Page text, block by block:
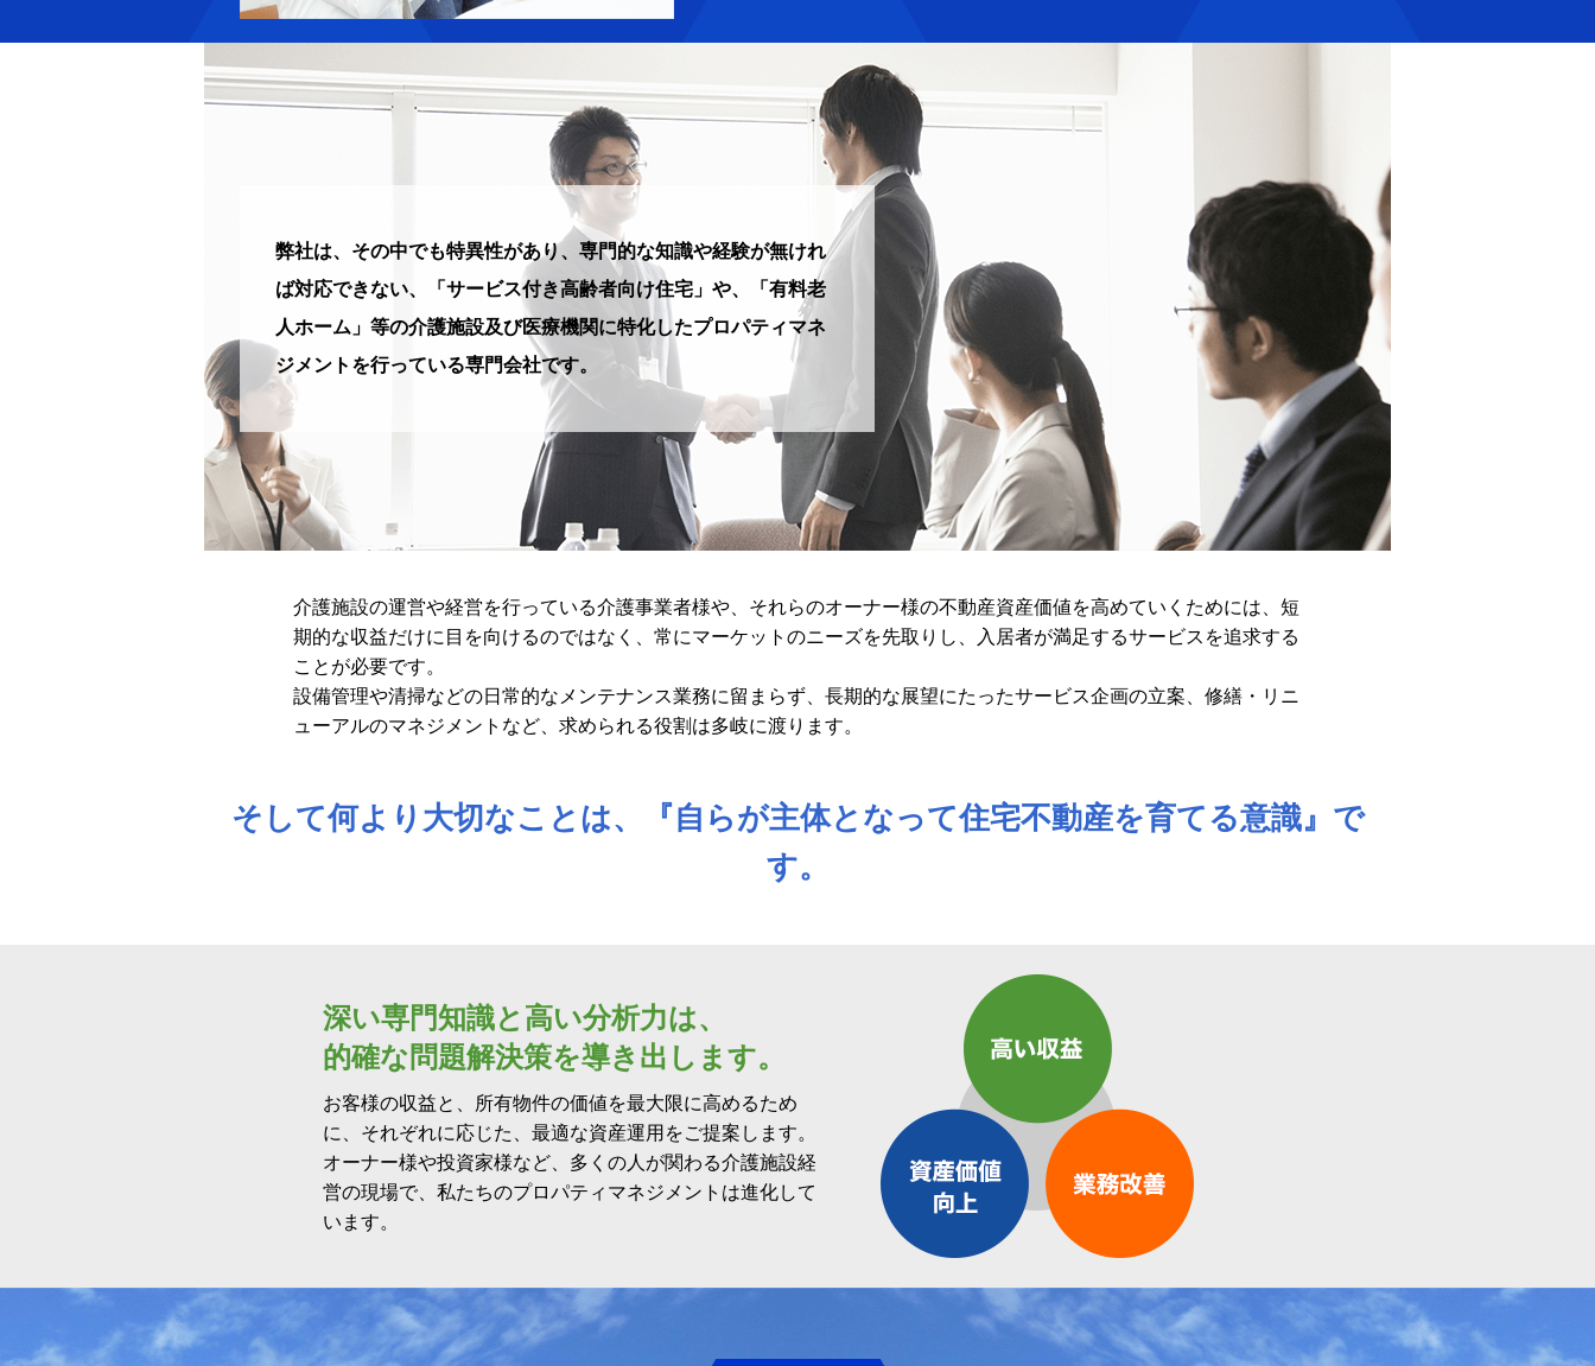
弊社は、その中でも特異性があり、専門的な知識や経験が無けれ
ば対応できない、「サービス付き高齢者向け住宅」や、「有料老
人ホーム」等の介護施設及び医療機関に特化したプロパティマネ
ジメントを行っている専門会社です。
介護施設の運営や経営を行っている介護事業者様や、それらのオーナー様の不動産資産価値を高めていくためには、短
期的な収益だけに目を向けるのではなく、常にマーケットのニーズを先取りし、入居者が満足するサービスを追求する
ことが必要です。
設備管理や清掃などの日常的なメンテナンス業務に留まらず、長期的な展望にたったサービス企画の立案、修繕・リニ
ューアルのマネジメントなど、求められる役割は多岐に渡ります。
そして何より大切なことは、『自らが主体となって住宅不動産を育てる意識』で
す。
深い専門知識と高い分析力は、
的確な問題解決策を導き出します。
お客様の収益と、所有物件の価値を最大限に高めるため
に、それぞれに応じた、最適な資産運用をご提案します。
オーナー様や投資家様など、多くの人が関わる介護施設経
営の現場で、私たちのプロパティマネジメントは進化して
います。